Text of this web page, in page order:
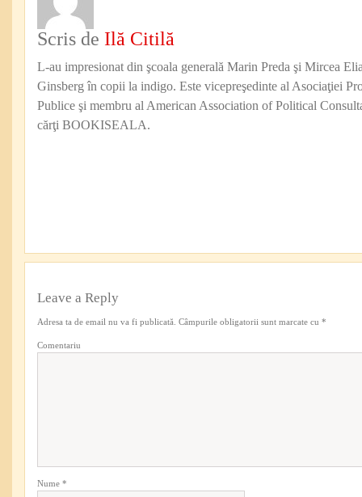
Scris de Ilă Citilă
L-au impresionat din şcoala generală Marin Preda şi Mircea
Ginsberg în copii la indigo. Este vicepreşedinte al Asociaţiei
Publice şi membru al American Association of Political
cărţi BOOKISEALA.
Leave a Reply
Adresa ta de email nu va fi publicată. Câmpurile obligatorii sunt marcate cu *
Comentariu
Nume *